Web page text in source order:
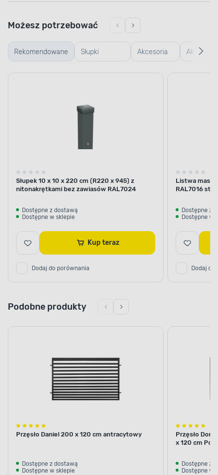
Rekomendowane Słupki
ogrodzeniowe
Akcesoria
montażowe
Akcesoria
betonowe
Możesz potrzebować
Słupek 10 x 10 x 220 cm (R220 x 945) z
nitonakrętkami bez zawiasów RAL7024
Dostępne z dostawą
Dostępne w sklepie
Kup teraz
Dodaj do porównania
Listwa
RAL7016
Dostępne z
Dostępne w
Dodaj do
Podobne produkty
Przęsło Daniel 200 x 120 cm antracytowy
Dostępne z dostawą
Dostępne w sklepie
Przęsło
x 120 cm
Dostępne z
Dostępne w